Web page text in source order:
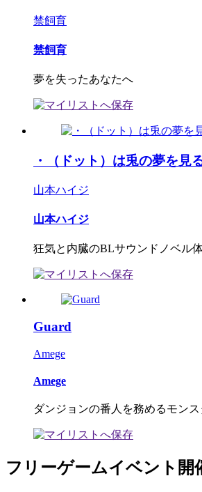
禁飼育
禁飼育
夢を失ったあなたへ
・（ドット）は兎の夢を見
山本ハイジ
山本ハイジ
狂気と内臓のBLサウンドノベル
Guard
Amege
Amege
ダンジョンの番人を務めるモン
フリーゲームイベント開